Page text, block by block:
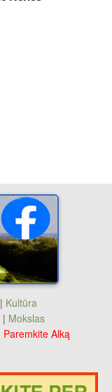
Kultūra
| Mokslas
Paremkite Alką